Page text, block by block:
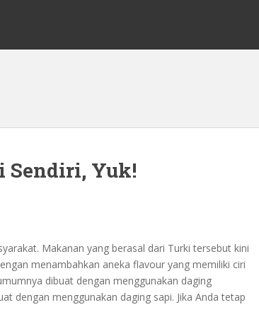
Sendiri, Yuk!
Makanan yang berasal dari Turki tersebut kini
menambahkan aneka flavour yang memiliki ciri
dibuat dengan menggunakan daging
dengan menggunakan daging sapi. Jika Anda tetap